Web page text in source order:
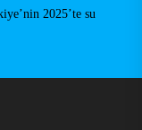
2025’te su